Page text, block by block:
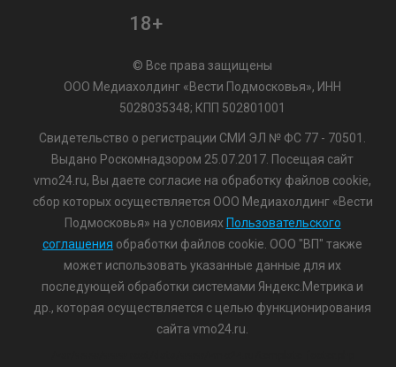
18+
© Все права защищены
ООО Медиахолдинг «Вести Подмосковья», ИНН
5028035348; КПП 502801001
Свидетельство о регистрации СМИ ЭЛ № ФС 77 - 70501.
Выдано Роскомнадзором 25.07.2017. Посещая сайт
vmo24.ru, Вы даете согласие на обработку файлов cookie,
сбор которых осуществляется ООО Медиахолдинг «Вести
Подмосковья» на условиях Пользовательского
соглашения обработки файлов cookie. ООО "ВП" также
может использовать указанные данные для их
последующей обработки системами Яндекс.Метрика и
др., которая осуществляется с целью функционирования
сайта vmo24.ru.